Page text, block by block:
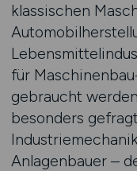
klassischen
für
gebraucht
besonders
Anlagenbauer –